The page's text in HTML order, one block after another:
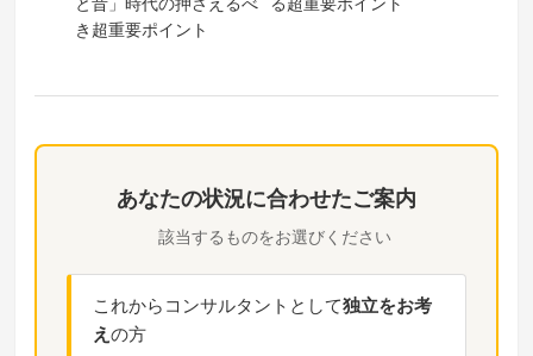
あなたの状況に合わせたご案内
該当するものをお選びください
これからコンサルタントとして独立をお考
えの方
き超重要ポイント